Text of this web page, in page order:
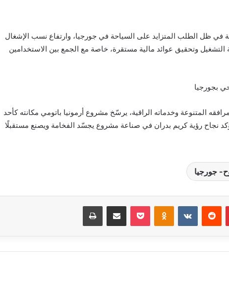
في ظل الطلب المتزايد على السياحة في جورجيا، وارتفاع نسب الإشغال
التشغيل وتحقيق عوائد مالية مستقرة، خاصة مع الجمع بين الاستخدامين
بجورجيا
المتنوعة وخدماته الراقية، يرسّخ مشروع أرمونيا باتومي مكانته كأحد
نجاح رؤية كريم بدران في صناعة مشروع يجسّد الفخامة ويصنع مستقبلًا
جورجيا
بينتيريست ‏Reddit
‏VKontakte
Odnoklassniki بوكيت مشاركة عبر البريد طباعة